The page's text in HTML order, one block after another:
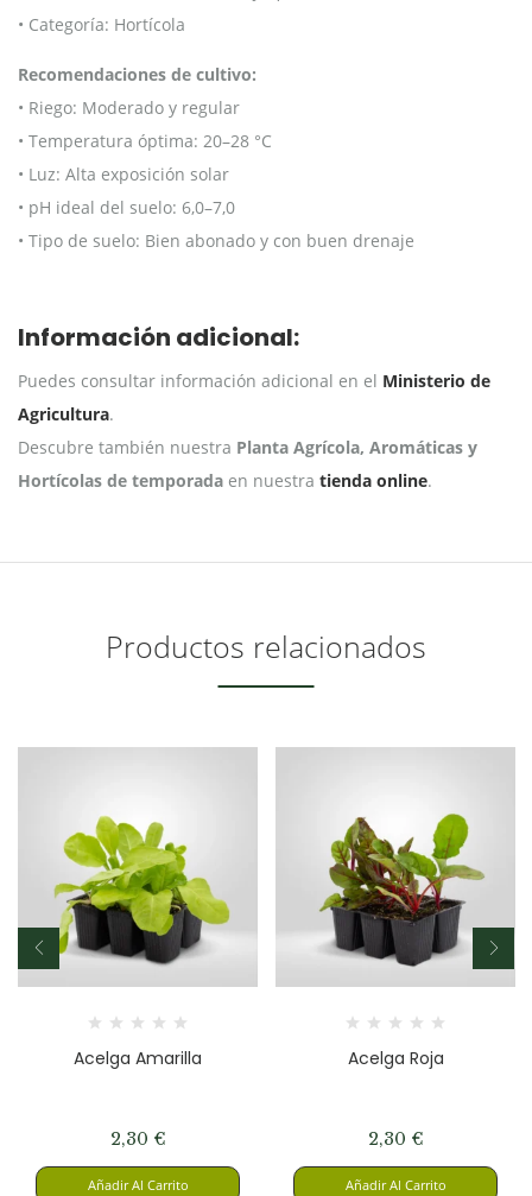
• Categoría: Hortícola
Recomendaciones de cultivo:
• Riego: Moderado y regular
• Temperatura óptima: 20–28 °C
• Luz: Alta exposición solar
• pH ideal del suelo: 6,0–7,0
• Tipo de suelo: Bien abonado y con buen drenaje
Información adicional:
Puedes consultar información adicional en el Ministerio de
Agricultura.
Descubre también nuestra Planta Agrícola, Aromáticas y
Hortícolas de temporada en nuestra tienda online.
Productos relacionados
Acelga Amarilla
2,30 €
Añadir Al Carrito
Acelga Roja
2,30 €
Añadir Al Carrito